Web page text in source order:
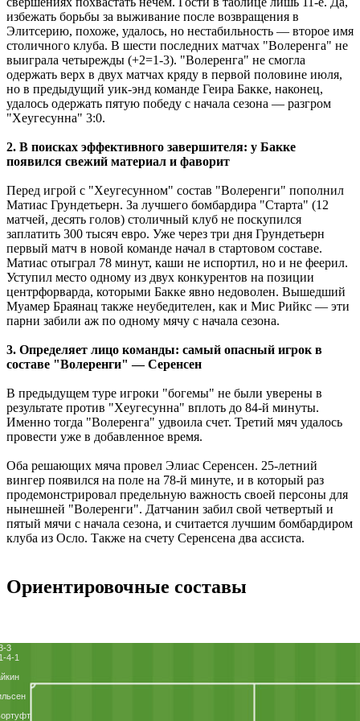
избежать борьбы за выживание после возвращения в
Элитсерию, похоже, удалось, но нестабильность — второе имя
столичного клуба. В шести последних матчах "Волеренга" не
выиграла четырежды (+2=1-3). "Волеренга" не смогла
одержать верх в двух матчах кряду в первой половине июля,
но в предыдущий уик-энд команде Геира Бакке, наконец,
удалось одержать пятую победу с начала сезона — разгром
"Хеугесунна" 3:0.
2. В поисках эффективного завершителя: у Бакке
появился свежий материал и фаворит
Перед игрой с "Хеугесунном" состав "Волеренги" пополнил
Матиас Грундетьерн. За лучшего бомбардира "Старта" (12
матчей, десять голов) столичный клуб не поскупился
заплатить 300 тысяч евро. Уже через три дня Грундетьерн
первый матч в новой команде начал в стартовом составе.
Матиас отыграл 78 минут, каши не испортил, но и не феерил.
Уступил место одному из двух конкурентов на позиции
центрфорварда, которыми Бакке явно недоволен. Вышедший
Муамер Браянац также неубедителен, как и Мис Рийкс — эти
парни забили аж по одному мячу с начала сезона.
3. Определяет лицо команды: самый опасный игрок в
составе "Волеренги" — Серенсен
В предыдущем туре игроки "богемы" не были уверены в
результате против "Хеугесунна" вплоть до 84-й минуты.
Именно тогда "Волеренга" удвоила счет. Третий мяч удалось
провести уже в добавленное время.
Оба решающих мяча провел Элиас Серенсен. 25-летний
вингер появился на поле на 78-й минуте, и в который раз
продемонстрировал предельную важность своей персоны для
нынешней "Волеренги". Датчанин забил свой четвертый и
пятый мячи с начала сезона, и считается лучшим бомбардиром
клуба из Осло. Также на счету Серенсена два ассиста.
Ориентировочные составы
3
4-1